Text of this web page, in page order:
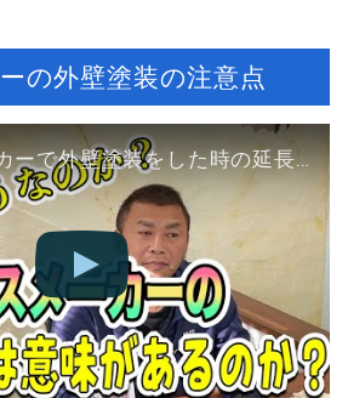
の外壁塗装の注意点
大手ハウスメーカーで外壁塗装をした時の延長保証に意味があるのか？